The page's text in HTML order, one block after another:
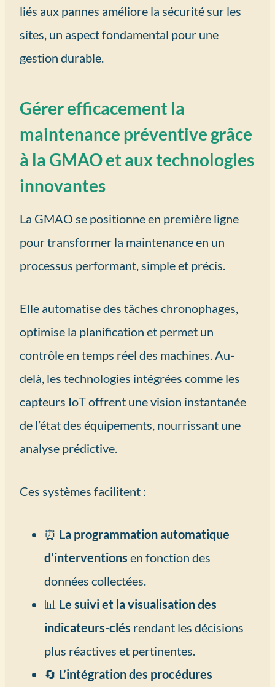
liés aux pannes améliore la sécurité sur les
sites, un aspect fondamental pour une
gestion durable.
Gérer efficacement la
maintenance préventive grâce
à la GMAO et aux technologies
innovantes
La GMAO se positionne en première ligne
pour transformer la maintenance en un
processus performant, simple et précis.
Elle automatise des tâches chronophages,
optimise la planification et permet un
contrôle en temps réel des machines. Au-
delà, les technologies intégrées comme les
capteurs IoT offrent une vision instantanée
de l’état des équipements, nourrissant une
analyse prédictive.
Ces systèmes facilitent :
⏰ La programmation automatique
d’interventions en fonction des
données collectées.
📊 Le suivi et la visualisation des
indicateurs-clés rendant les décisions
plus réactives et pertinentes.
🔄 L’intégration des procédures